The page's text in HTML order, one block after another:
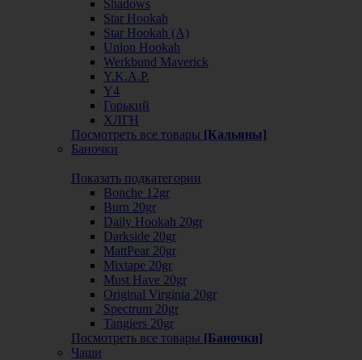
Shadows
Star Hookah
Star Hookah (А)
Union Hookah
Werkbund Maverick
Y.K.A.P.
Y4
Горький
ХЛГН
Посмотреть все товары [Кальяны]
Баночки
Показать подкатегории
Bonche 12gr
Burn 20gr
Daily Hookah 20gr
Darkside 20gr
MattPear 20gr
Mixtape 20gr
Must Have 20gr
Original Virginia 20gr
Spectrum 20gr
Tangiers 20gr
Посмотреть все товары [Баночки]
Чаши